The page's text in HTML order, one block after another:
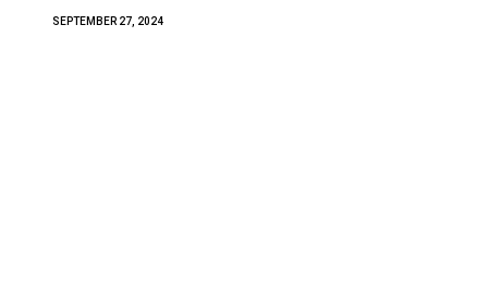
SEPTEMBER 27, 2024